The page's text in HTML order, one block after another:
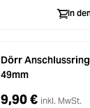
In
Dörr
49mm
9,90 € inkl. MwSt.